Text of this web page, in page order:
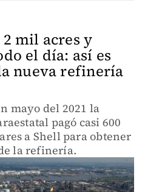
2 mil acres y
el día: así es
nueva refinería
mayo del 2021 la
pagó casi 600
a Shell para obtener
la refinería.